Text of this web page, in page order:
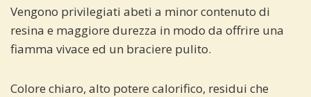
Vengono privilegiati abeti a minor contenuto di
resina e maggiore durezza in modo da offrire una
fiamma vivace ed un braciere pulito.
Colore chiaro, alto potere calorifico, residui che